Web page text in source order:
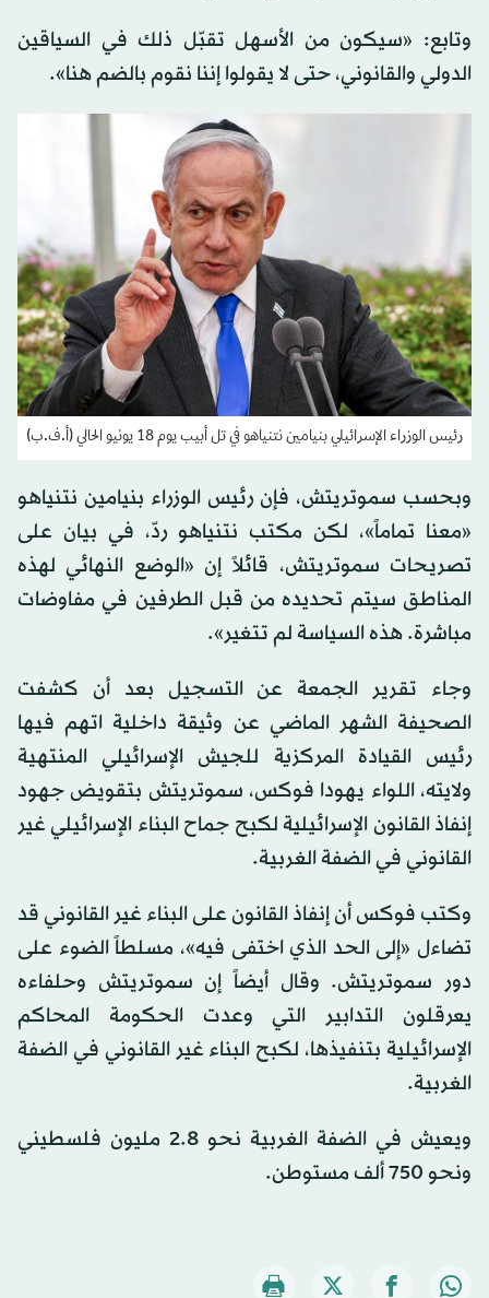
وتابع: «سيكون من الأسهل تقبّل ذلك في السياقين
الدولي والقانوني، حتى لا يقولوا إننا نقوم بالضم هنا».
رئيس الوزراء الإسرائيلي بنيامين نتنياهو في تل أبيب يوم 18 يونيو الحالي (أ.ف.ب)
وبحسب سموتريتش، فإن رئيس الوزراء بنيامين نتنياهو
«معنا تماماً»، لكن مكتب نتنياهو ردّ، في بيان على
تصريحات سموتريتش، قائلاً إن «الوضع النهائي لهذه
المناطق سيتم تحديده من قبل الطرفين في مفاوضات
مباشرة. هذه السياسة لم تتغير».
وجاء تقرير الجمعة عن التسجيل بعد أن كشفت
الصحيفة الشهر الماضي عن وثيقة داخلية اتهم فيها
رئيس القيادة المركزية للجيش الإسرائيلي المنتهية
ولايته، اللواء يهودا فوكس، سموتريتش بتقويض جهود
إنفاذ القانون الإسرائيلية لكبح جماح البناء الإسرائيلي غير
القانوني في الضفة الغربية.
وكتب فوكس أن إنفاذ القانون على البناء غير القانوني قد
تضاءل «إلى الحد الذي اختفى فيه»، مسلطاً الضوء على
دور سموتريتش. وقال أيضاً إن سموتريتش وحلفاءه
يعرقلون التدابير التي وعدت الحكومة المحاكم
الإسرائيلية بتنفيذها، لكبح البناء غير القانوني في الضفة
الغربية.
ويعيش في الضفة الغربية نحو 2.8 مليون فلسطيني
ونحو 750 ألف مستوطن.